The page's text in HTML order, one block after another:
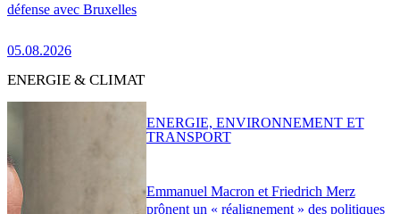
défense avec Bruxelles
05.08.2026
ENERGIE & CLIMAT
Emmanuel Macron et Friedrich Merz
prônent un « réalignement » des politiques
ENERGIE, ENVIRONNEMENT ET
TRANSPORT